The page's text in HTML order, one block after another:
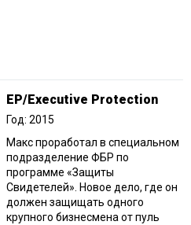
EP/Executive Protection
Год: 2015
Макс проработал в специальном
подразделение ФБР по
программе «Защиты
Свидетелей». Новое дело, где он
должен защищать одного
крупного бизнесмена от пуль